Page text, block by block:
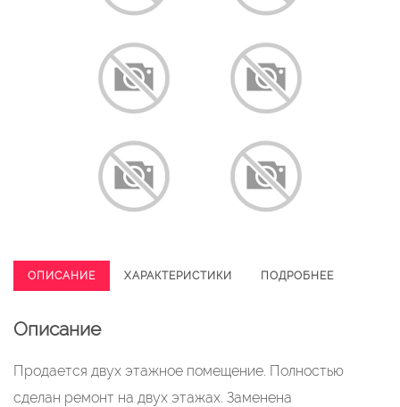
ОПИСАНИЕ ХАРАКТЕРИСТИКИ ПОДРОБНЕЕ
Описание
Продается двух этажное помещение. Полностью
сделан ремонт на двух этажах. Заменена